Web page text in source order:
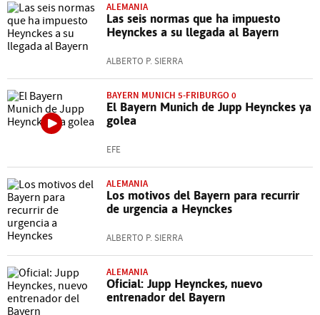
ALEMANIA
Las seis normas que ha impuesto
Heynckes a su llegada al Bayern
ALBERTO P. SIERRA
BAYERN MUNICH 5-FRIBURGO 0
El Bayern Munich de Jupp Heynckes ya
golea
EFE
ALEMANIA
Los motivos del Bayern para recurrir
de urgencia a Heynckes
ALBERTO P. SIERRA
ALEMANIA
Oficial: Jupp Heynckes, nuevo
entrenador del Bayern